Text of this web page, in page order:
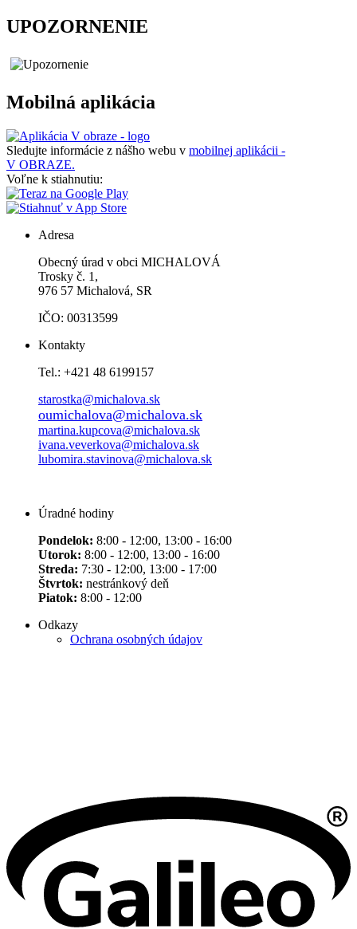
UPOZORNENIE
Mobilná aplikácia
Sledujte informácie z nášho webu v mobilnej aplikácii -
V OBRAZE.
Voľne k stiahnutiu:
Adresa
Obecný úrad v obci MICHALOVÁ
Trosky č. 1,
976 57 Michalová, SR
IČO: 00313599
Kontakty
Tel.: +421 48 6199157
starostka@michalova.sk
oumichalova@michalova.sk
martina.kupcova@michalova.sk
ivana.veverkova@michalova.sk
lubomira.stavinova@michalova.sk
Úradné hodiny
Pondelok: 8:00 - 12:00, 13:00 - 16:00
Utorok: 8:00 - 12:00, 13:00 - 16:00
Streda: 7:30 - 12:00, 13:00 - 17:00
Štvrtok: nestránkový deň
Piatok: 8:00 - 12:00
Odkazy
Ochrana osobných údajov